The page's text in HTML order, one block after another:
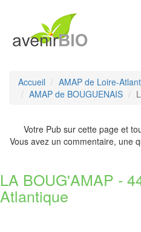
Accueil
AMAP de Loire-
AMAP de BOUGUENAIS
Votre Pub sur cette page et
Vous avez un commentaire, une
LA BOUG'AMAP -
Atlantique